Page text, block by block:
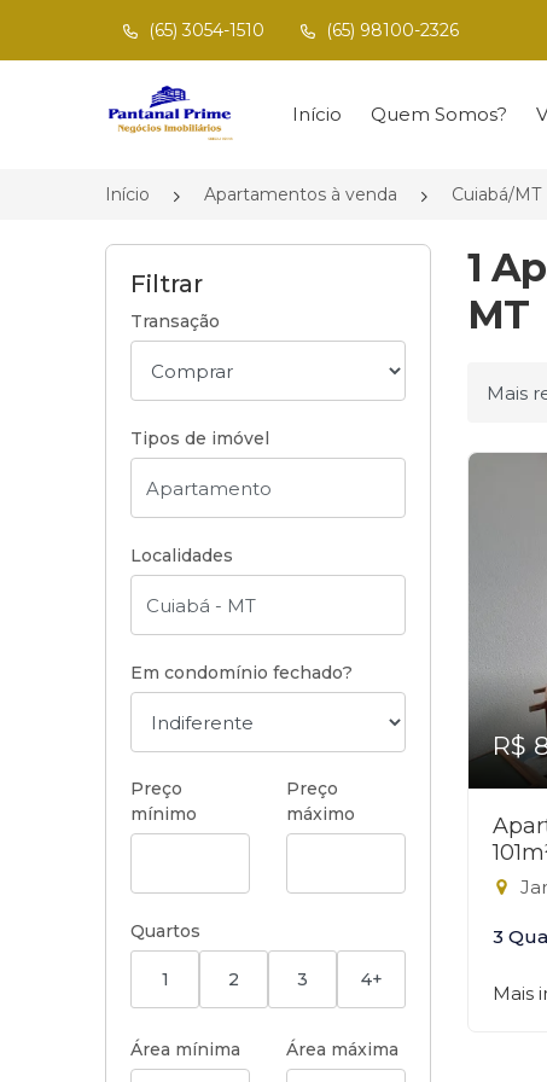
(65) 3054-1510 (65) 98100-2326
Página inicial
Início Quem Somos?
Início Apartamentos à venda Cuiabá/MT
Filtrar
Transação
Tipos de imóvel
Localidades
Em condomínio fechado?
Preço
mínimo
Preço
máximo
Quartos
1 2 3 4+
Área mínima Área máxima
1
MT
R$
3
Mais